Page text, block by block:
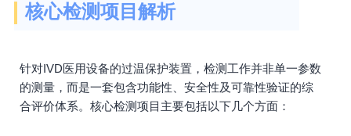
核心检测项目解析
针对IVD医用设备的过温保护装置，检测工作并非单一参数
的测量，而是一套包含功能性、安全性及可靠性验证的综
合评价体系。核心检测项目主要包括以下几个方面：